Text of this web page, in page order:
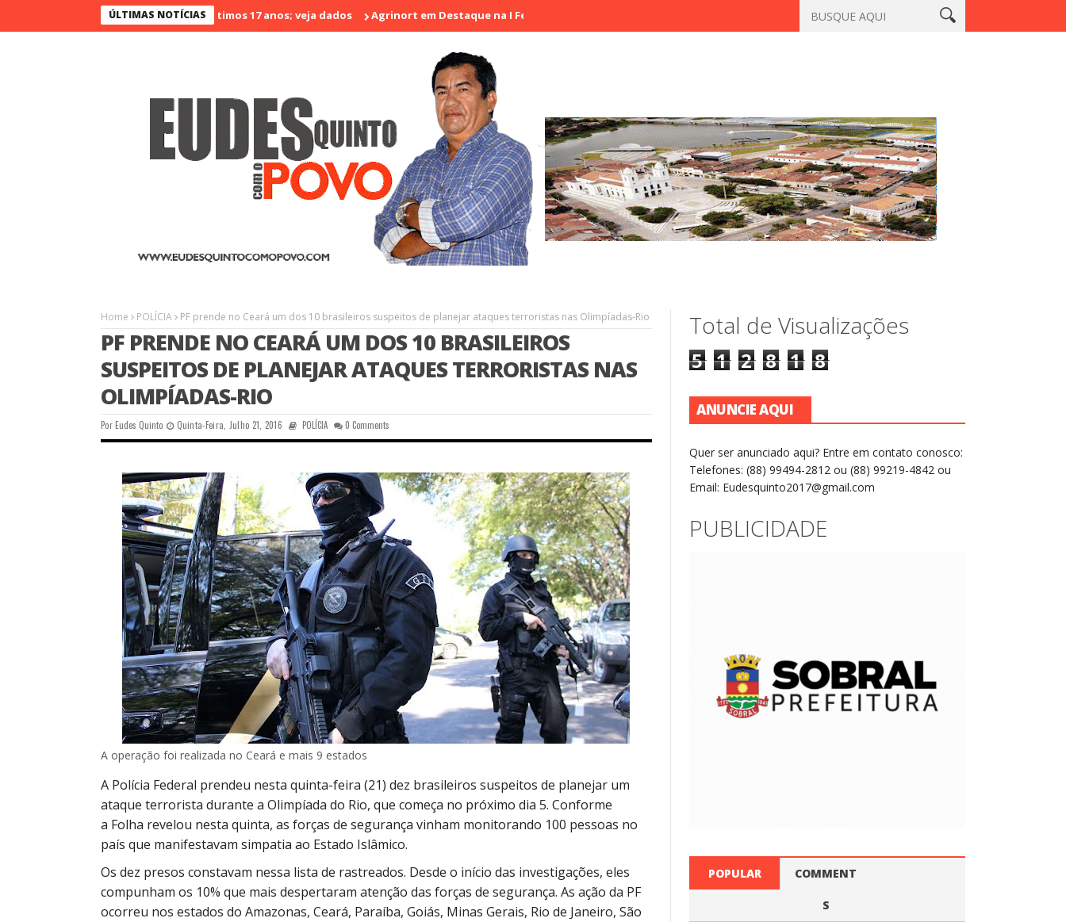
ÚLTIMAS NOTÍCIAS
é o menos violento nos últimos 17 anos; veja dados Agrinort em Destaque na I Feira de Artesãos e Produtores Rurais de Aracatiaçu, Sobral Vigilante é morto a tiros em laboratório no
Home POLÍCIA PF prende no Ceará um dos 10 brasileiros suspeitos de planejar ataques terroristas nas Olimpíadas-Rio
PF PRENDE NO CEARÁ UM DOS 10 BRASILEIROS
SUSPEITOS DE PLANEJAR ATAQUES TERRORISTAS NAS
OLIMPÍADAS-RIO
PorEudes Quinto Quinta-Feira, Julho 21, 2016 POLÍCIA 0 Comments
A operação foi realizada no Ceará e mais 9 estados
A Polícia Federal prendeu nesta quinta-feira (21) dez brasileiros suspeitos de planejar um
ataque terrorista durante a Olimpíada do Rio, que começa no próximo dia 5. Conforme
a Folha revelou nesta quinta, as forças de segurança vinham monitorando 100 pessoas no
país que manifestavam simpatia ao Estado Islâmico.
Os dez presos constavam nessa lista de rastreados. Desde o início das investigações, eles
compunham os 10% que mais despertaram atenção das forças de segurança. As ação da PF
ocorreu nos estados do Amazonas, Ceará, Paraíba, Goiás, Minas Gerais, Rio de Janeiro, São
Total de Visualizações
5 1 2 8 1 8
ANUNCIE AQUI
Quer ser anunciado aqui? Entre em contato conosco:
Telefones: (88) 99494-2812 ou (88) 99219-4842 ou
Email: Eudesquinto2017@gmail.com
PUBLICIDADE
POPULAR COMMENT
S